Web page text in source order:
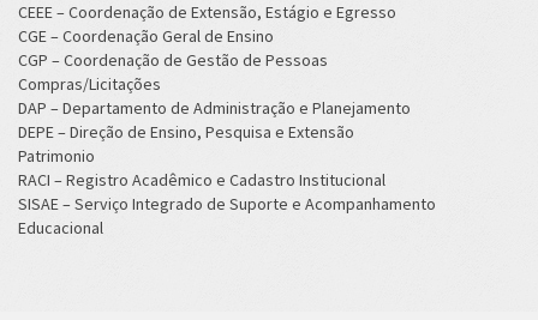
CEEE – Coordenação de Extensão, Estágio e Egresso
CGE – Coordenação Geral de Ensino
CGP – Coordenação de Gestão de Pessoas
Compras/Licitações
DAP – Departamento de Administração e Planejamento
DEPE – Direção de Ensino, Pesquisa e Extensão
Patrimonio
RACI – Registro Acadêmico e Cadastro Institucional
SISAE – Serviço Integrado de Suporte e Acompanhamento
Educacional